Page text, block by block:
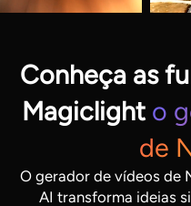
Conheça as
Magiclight o
de
O gerador de vídeos de
AI transforma ideias